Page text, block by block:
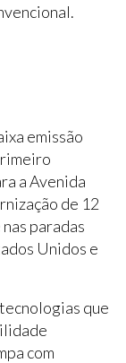
emissão
a Avenida
de 12
paradas
Unidos e
que
com